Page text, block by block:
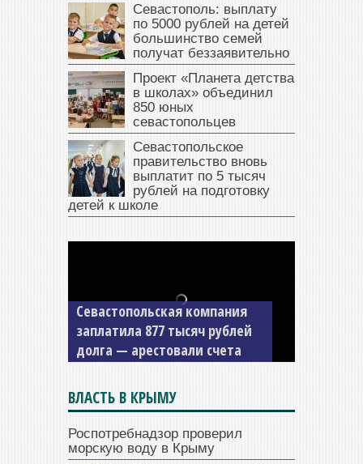
Севастополь: выплату
по 5000 рублей на детей
большинство семей
получат беззаявительно
Проект «Планета детства
в школах» объединил
850 юных
севастопольцев
Севастопольское
правительство вновь
выплатит по 5 тысяч
рублей на подготовку
детей к школе
Севастопольская компания
заплатила 877 тысяч рублей
долга — арестовали счета
ВЛАСТЬ В КРЫМУ
Роспотребнадзор проверил
морскую воду в Крыму